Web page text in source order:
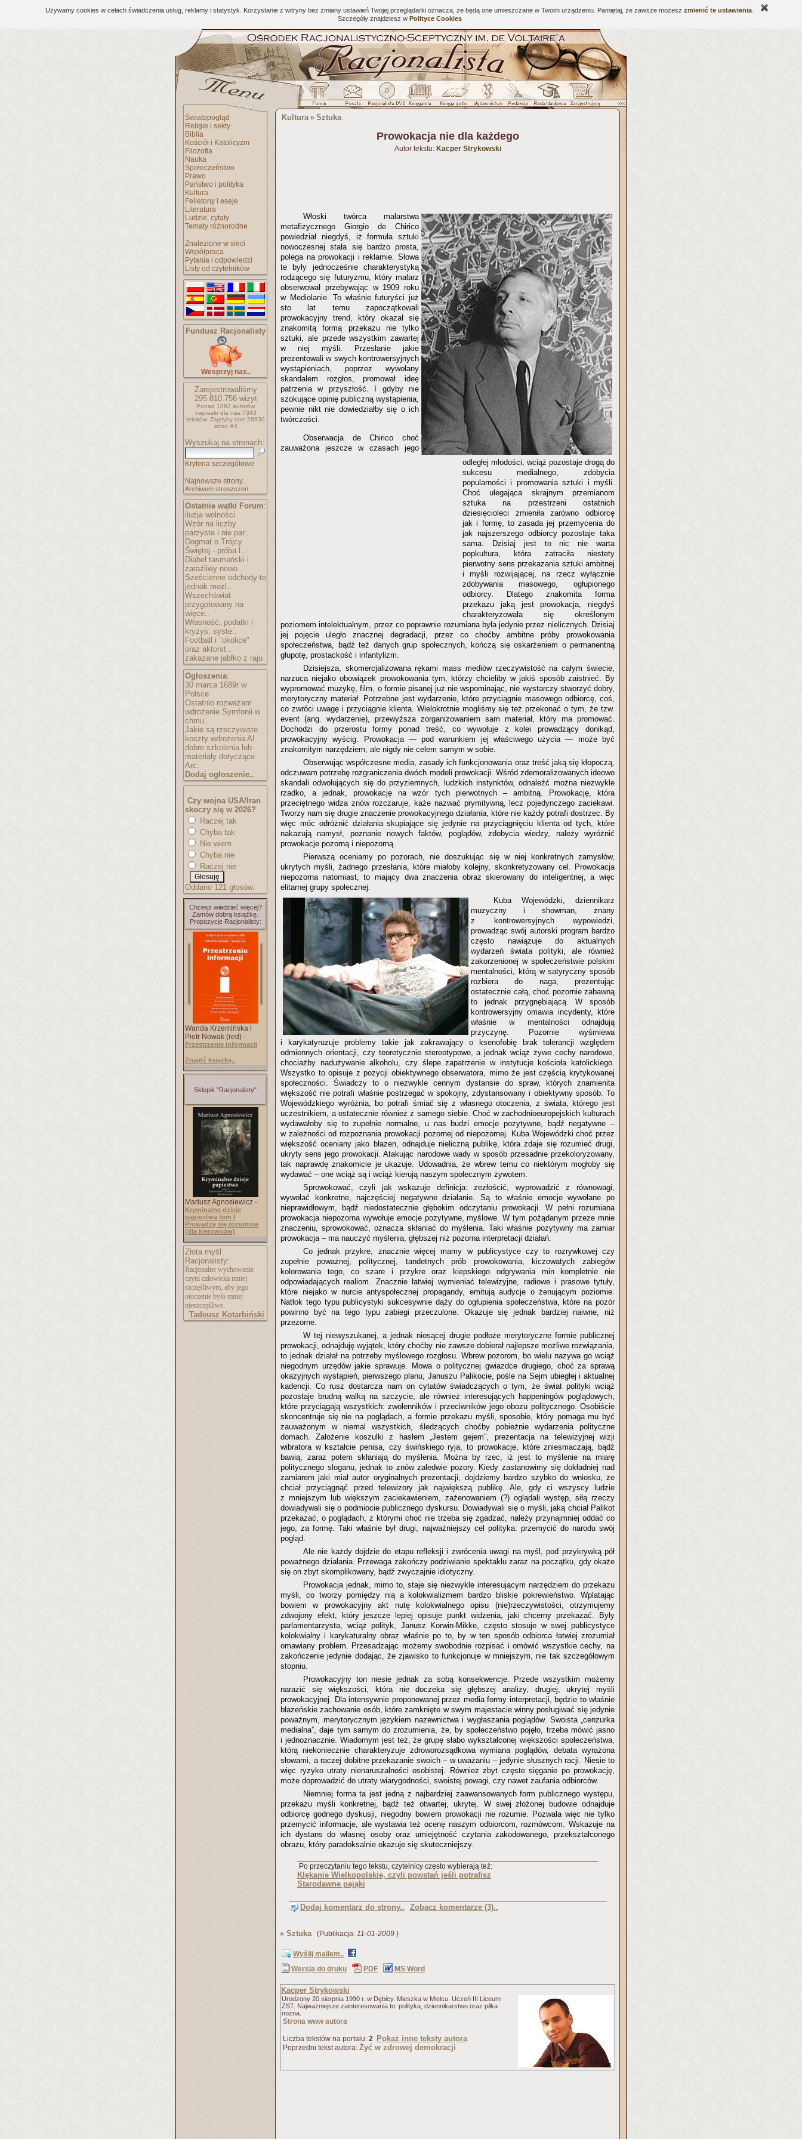
Używamy cookies w celach świadczenia usług, reklamy i statystyk. Korzystanie z witryny bez zmiany ustawień Twojej przeglądarki oznacza, że będą one umieszczane w Twoim urządzeniu. Pamiętaj, że zawsze możesz zmienić te ustawienia
Szczegóły znajdziesz w Polityce Cookies
Światopogląd
Religie i sekty
Biblia
Kościół i Katolicyzm
Filozofia
Nauka
Społeczeństwo
Prawo
Państwo i polityka
Kultura
Felietony i eseje
Literatura
Ludzie, cytaty
Tematy różnorodne
Znalezione w sieci
Współpraca
Pytania i odpowiedzi
Listy od czytelników
Fundusz Racjonalisty
Wesprzyj nas..
Zarejestrowaliśmy
295.810.756wizyt
Ponad 1062 autorów
napisało dla nas 7343
tekstów. Zajęłyby one 28930
stron A4
Wyszukaj na stronach:
Kryteria szczegółowe
Najnowsze strony..
Archiwum streszczeń..
Ostatnie wątki Forum:
iluzja wolności
Wzór na liczby
parzyste i nie par..
Dogmat o Trójcy
Świętej - próba l..
Diabeł tasmański i
zaraźliwy nowo..
Sześcienne odchody-to
jednak możl..
Wszechświat
przygotowany na
więce..
Własność, podatki i
kryzys: syste..
Football i "okolice"
oraz aktorst..
zakazane jabłko z raju
Ogłoszenia:
30 marca 1689r w
Polsce
Ostatnio rozważam
wdrożenie Symfonii w
chmu..
Jakie są rzeczywiste
koszty wdrożenia AI
dobre szkolenia lub
materiały dotyczące
Arc..
Dodaj ogłoszenie..
Czy wojna USA/Iran
skoczy się w 2026?
Raczej tak
Chyba tak
Nie wiem
Chyba nie
Raczej nie
Oddano 121 głosów.
Chcesz wiedzieć więcej?
Zamów dobrą książkę.
Propozycje Racjonalisty:
Wanda Krzemińska i
Piotr Nowak (red) -
Przestrzenie informacji
Znajdź książkę..
Sklepik "Racjonalisty"
Mariusz Agnosiewicz -
Kryminalne dzieje
papiestwa tom I
Prowadzę się rozumnie
(dla kierowców)
Złota myśl
Racjonalisty:
Racjonalne wychowanie
czyni człowieka mniej
szczęśliwym, aby jego
otoczenie było mniej
nieszczęśliwe.
Tadeusz Kotarbiński
Kultura» Sztuka
Prowokacja nie dla każdego
Autor tekstu: Kacper Strykowski
Włoski twórca malarstwa
metafizycznego Giorgio de Chirico
powiedział niegdyś, iż formuła sztuki
nowoczesnej stała się bardzo prosta,
polega na prowokacji i reklamie. Słowa
te były jednocześnie charakterystyką
rodzącego się futuryzmu, który malarz
obserwował przebywając w 1909 roku
w Mediolanie. To właśnie futuryści już
sto lat temu zapoczątkowali
prowokacyjny trend, który okazał się
znakomitą formą przekazu nie tylko
sztuki, ale przede wszystkim zawartej
w niej myśli. Przesłanie jakie
prezentowali w swych kontrowersyjnych
wystąpieniach, poprzez wywołany
skandalem rozgłos, promował ideę
patrzenia w przyszłość. I gdyby nie
szokujące opinię publiczną wystąpienia,
pewnie nikt nie dowiedziałby się o ich
twórczości.
Obserwacja de Chirico choć
zauważona jeszcze w czasach jego
odległej młodości, wciąż pozostaje drogą do
sukcesu medialnego, zdobycia
popularności i promowania sztuki i myśli.
Choć ulegająca skrajnym przemianom
sztuka na przestrzeni ostatnich
dziesięcioleci zmieniła zarówno odbiorcę
jak i formę, to zasada jej przemycenia do
jak najszerszego odbiorcy pozostaje taka
sama. Dzisiaj jest to nic nie warta
popkultura, która zatraciła niestety
pierwotny sens przekazania sztuki ambitnej
i myśli rozwijającej, na rzecz wyłącznie
zdobywania masowego, ogłupionego
odbiorcy. Dlatego znakomita forma
przekazu jaką jest prowokacja, niegdyś
charakteryzowała się określonym
poziomem intelektualnym, przez co poprawnie rozumiana była jedynie przez nielicznych. Dzisiaj
jej pojęcie uległo znacznej degradacji, przez co choćby ambitne próby prowokowania
społeczeństwa, bądź też danych grup społecznych, kończą się oskarżeniem o permanentną
głupotę, prostackość i infantylizm.
Dzisiejsza, skomercjalizowana rękami mass mediów rzeczywistość na całym świecie,
narzuca niejako obowiązek prowokowania tym, którzy chcieliby w jakiś sposób zaistnieć. By
wypromować muzykę, film, o formie pisanej już nie wspominając, nie wystarczy stworzyć dobry,
merytoryczny materiał. Potrzebne jest wydarzenie, które przyciągnie masowego odbiorcę, coś,
co zwróci uwagę i przyciągnie klienta. Wielokrotnie mogliśmy się też przekonać o tym, że tzw.
event (ang. wydarzenie), przewyższa zorganizowaniem sam materiał, który ma promować.
Dochodzi do przerostu formy ponad treść, co wywołuje z kolei prowadzący donikąd,
prowokacyjny wyścig. Prowokacja — pod warunkiem jej właściwego użycia — może być
znakomitym narzędziem, ale nigdy nie celem samym w sobie.
Obserwując współczesne media, zasady ich funkcjonowania oraz treść jaką się kłopoczą,
odczuwam potrzebę rozgraniczenia dwóch modeli prowokacji. Wśród zdemoralizowanych ideowo
skandali odwołujących się do przyziemnych, ludzkich instynktów, odnaleźć można niezwykle
rzadko, a jednak, prowokację na wzór tych pierwotnych – ambitną. Prowokację, która
przeciętnego widza znów rozczaruje, każe nazwać prymitywną, lecz pojedynczego zaciekawi.
Tworzy nam się drugie znaczenie prowokacyjnego działania, które nie każdy potrafi dostrzec. By
więc móc odróżnić działania skupiające się jedynie na przyciągnięciu klienta od tych, które
nakazują namysł, poznanie nowych faktów, poglądów, zdobycia wiedzy, należy wyróżnić
prowokacje pozorną i niepozorną.
Pierwszą oceniamy po pozorach, nie doszukując się w niej konkretnych zamysłów,
ukrytych myśli, żadnego przesłania, które miałoby kolejny, skonkretyzowany cel. Prowokacja
niepozorna natomiast, to mający dwa znaczenia obraz skierowany do inteligentnej, a więc
elitarnej grupy społecznej.
Kuba Wojewódzki, dziennikarz
muzyczny i showman, znany
z kontrowersyjnych wypowiedzi,
prowadząc swój autorski program bardzo
często nawiązuje do aktualnych
wydarzeń świata polityki, ale również
zakorzenionej w społeczeństwie polskim
mentalności, którą w satyryczny sposób
rozbiera do naga, prezentując
ostatecznie całą, choć pozornie zabawną
to jednak przygnębiającą. W sposób
kontrowersyjny omawia incydenty, które
właśnie w mentalności odnajdują
przyczynę. Pozornie wyśmiewa
i karykatyruzuje problemy takie jak zakrawający o ksenofobię brak tolerancji względem
odmiennych orientacji, czy teoretycznie stereotypowe, a jednak wciąż żywe cechy narodowe,
chociażby nadużywanie alkoholu, czy ślepe zapatrzenie w instytucje kościoła katolickiego.
Wszystko to opisuje z pozycji obiektywnego obserwatora, mimo że jest częścią krytykowanej
społeczności. Świadczy to o niezwykle cennym dystansie do spraw, których znamienita
większość nie potrafi właśnie postrzegać w spokojny, zdystansowany i obiektywny sposób. To
Wojewódzkiego wyróżnia, bo potrafi śmiać się z własnego otoczenia, z świata, którego jest
uczestnikiem, a ostatecznie również z samego siebie. Choć w zachodnioeuropejskich kulturach
wydawałoby się to zupełnie normalne, u nas budzi emocje pozytywne, bądź negatywne –
w zależności od rozpoznania prowokacji pozornej od niepozornej. Kuba Wojewódzki choć przez
większość oceniany jako błazen, odnajduje nieliczną publikę, która zdaje się rozumieć drugi,
ukryty sens jego prowokacji. Atakując narodowe wady w sposób przesadnie przekoloryzowany,
tak naprawdę znakomicie je ukazuje. Udowadnia, że wbrew temu co niektórym mogłoby się
wydawać – one wciąż są i wciąż kierują naszym społecznym żywotem.
Sprowokować, czyli jak wskazuje definicja: zezłościć, wyprowadzić z równowagi,
wywołać konkretne, najczęściej negatywne działanie. Są to właśnie emocje wywołane po
nieprawidłowym, bądź niedostatecznie głębokim odczytaniu prowokacji. W pełni rozumiana
prowokacja niepozorna wywołuje emocje pozytywne, myślowe. W tym pożądanym przeze mnie
znaczeniu, sprowokować, oznacza skłaniać do myślenia. Taki właśnie pozytywny ma zamiar
prowokacja – ma nauczyć myślenia, głębszej niż pozorna interpretacji działań.
Co jednak przykre, znacznie więcej mamy w publicystyce czy to rozrywkowej czy
zupełnie poważnej, politycznej, tandetnych prób prowokowania, kiczowatych zabiegów
kolorowania tego, co szare i przykre oraz kiepskiego odgrywania min kompletnie nie
odpowiadających realiom. Znacznie łatwiej wymieniać telewizyjne, radiowe i prasowe tytuły,
które niejako w nurcie antyspołecznej propagandy, emitują audycje o żenującym poziomie.
Natłok tego typu publicystyki sukcesywnie dąży do ogłupienia społeczeństwa, które na pozór
powinno być na tego typu zabiegi przeczulone. Okazuje się jednak bardziej naiwne, niż
przezorne.
W tej niewyszukanej, a jednak niosącej drugie podłoże merytoryczne formie publicznej
prowokacji, odnajduję wyjątek, który choćby nie zawsze dobierał najlepsze możliwe rozwiązania,
to jednak działał na potrzeby myślowego rozgłosu. Wbrew pozorom, bo wielu nazywa go wciąż
niegodnym urzędów jakie sprawuje. Mowa o politycznej gwiazdce drugiego, choć za sprawą
okazyjnych wystąpień, pierwszego planu, Januszu Palikocie, pośle na Sejm ubiegłej i aktualnej
kadencji. Co rusz dostarcza nam on cytatów świadczących o tym, że świat polityki wciąż
pozostaje brudną walką na szczycie, ale również interesujących happeningów poglądowych,
które przyciągają wszystkich: zwolenników i przeciwników jego obozu politycznego. Osobiście
skoncentruje się nie na poglądach, a formie przekazu myśli, sposobie, który pomaga mu być
zauważonym w niemal wszystkich, śledzących choćby pobieżnie wydarzenia polityczne
domach. Założenie koszulki z hasłem „Jestem gejem”, prezentacja na telewizyjnej wizji
wibratora w kształcie penisa, czy świńskiego ryja, to prowokacje, które zniesmaczają, bądź
bawią, zaraz potem skłaniają do myślenia. Można by rzec, iż jest to myślenie na miarę
politycznego sloganu, jednak to znów zaledwie pozory. Kiedy zastanowimy się dokładniej nad
zamiarem jaki miał autor oryginalnych prezentacji, dojdziemy bardzo szybko do wniosku, że
chciał przyciągnąć przed telewizory jak największą publikę. Ale, gdy ci wszyscy ludzie
z mniejszym lub większym zaciekawieniem, zażenowaniem (?) oglądali występ, siłą rzeczy
dowiadywali się o podmiocie publicznego dyskursu. Dowiadywali się o myśli, jaką chciał Palikot
przekazać, o poglądach, z którymi choć nie trzeba się zgadzać, należy przynajmniej oddać co
jego, za formę. Taki właśnie był drugi, najważniejszy cel polityka: przemycić do narodu swój
pogląd.
Ale nie każdy dojdzie do etapu refleksji i zwrócenia uwagi na myśl, pod przykrywką pół
poważnego działania. Przewaga zakończy podziwianie spektaklu zaraz na początku, gdy okaże
się on zbyt skomplikowany, bądź zwyczajnie idiotyczny.
Prowokacja jednak, mimo to, staje się niezwykle interesującym narzędziem do przekazu
myśli, co tworzy pomiędzy nią a kolokwializmem bardzo bliskie pokrewieństwo. Wplatając
bowiem w prowokacyjny akt nutę kolokwialnego opisu (nie)rzeczywistości, otrzymujemy
zdwojony efekt, który jeszcze lepiej opisuje punkt widzenia, jaki chcemy przekazać. Były
parlamentarzysta, wciąż polityk, Janusz Korwin-Mikke, często stosuje w swej publicystyce
kolokwialny i karykaturalny obraz właśnie po to, by w ten sposób odbiorca łatwiej zrozumiał
omawiany problem. Przesadzając możemy swobodnie rozpisać i omówić wszystkie cechy, na
zakończenie jedynie dodając, że zjawisko to funkcjonuje w mniejszym, nie tak szczegółowym
stopniu.
Prowokacyjny ton niesie jednak za sobą konsekwencje. Przede wszystkim możemy
narazić się większości, która nie doczeka się głębszej analizy, drugiej, ukrytej myśli
prowokacyjnej. Dla intensywnie proponowanej przez media formy interpretacji, będzie to właśnie
błazeńskie zachowanie osób, które zamknięte w swym majestacie winny posługiwać się jedynie
poważnym, merytorycznym językiem nazewnictwa i wygłaszania poglądów. Swoista „cenzurka
medialna”, daje tym samym do zrozumienia, że, by społeczeństwo pojęło, trzeba mówić jasno
i jednoznacznie. Wiadomym jest też, że grupę słabo wykształconej większości społeczeństwa,
którą niekoniecznie charakteryzuje zdroworozsądkowa wymiana poglądów, debata wyrażona
słowami, a raczej dobitne przekazanie swoich – w uważaniu – jedynie słusznych racji. Niesie to
więc ryzyko utraty nienaruszalności osobistej. Również zbyt częste sięganie po prowokację,
może doprowadzić do utraty wiarygodności, swoistej powagi, czy nawet zaufania odbiorców.
Niemniej forma ta jest jedną z najbardziej zaawansowanych form publicznego występu,
przekazu myśli konkretnej, bądź też otwartej, ukrytej. W swej złożonej budowie odnajduje
odbiorcę godnego dyskusji, niegodny bowiem prowokacji nie rozumie. Pozwala więc nie tylko
przemycić informacje, ale wystawia też ocenę naszym odbiorcom, rozmówcom. Wskazuje na
ich dystans do własnej osoby oraz umiejętność czytania zakodowanego, przekształconego
obrazu, który paradoksalnie okazuje się skuteczniejszy.
Po przeczytaniu tego tekstu, czytelnicy często wybierają też:
Klękanie Wielkopolskie, czyli powstań jeśli potrafisz
Starodawne pająki
Dodaj komentarz do strony.. Zobacz komentarze (3)..
« Sztuka(Publikacja: 11-01-2009 )
Wyślij mailem..
Wersja do druku
PDF MS Word
Kacper Strykowski
Urodzony 20 sierpnia 1990 r. w Dębicy. Mieszka w Mielcu. Uczeń III Liceum
ZST. Najważniejsze zainteresowania to: polityka, dziennikarstwo oraz piłka
nożna.
Strona www autora
Liczba tekstów na portalu: 2 Pokaż inne teksty autora
Poprzedni tekst autora: Żyć w zdrowej demokracji